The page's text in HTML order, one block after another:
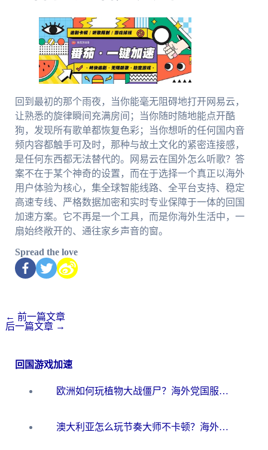
回到最初的那个雨夜，当你能毫无阻碍地打开网易云，
让熟悉的旋律瞬间充满房间；当你随时随地能点开酷
狗，发现所有歌单都恢复色彩；当你想听的任何国内音
频内容都触手可及时，那种与故土文化的紧密连接感，
是任何东西都无法替代的。网易云在国外怎么听歌？答
案不在于某个神奇的设置，而在于选择一个真正以海外
用户体验为核心，集全球智能线路、全平台支持、稳定
高速专线、严格数据加密和实时专业保障于一体的回国
加速方案。它不再是一个工具，而是你海外生活中，一
扇始终敞开的、通往家乡声音的窗。
Spread the love
← 前一篇文章
后一篇文章 →
回国游戏加速
欧洲如何玩植物大战僵尸？海外党国服游戏加速避坑指南（附实测对比）
澳大利亚怎么玩节奏大师不卡顿？海外党国服游戏加速终极指南